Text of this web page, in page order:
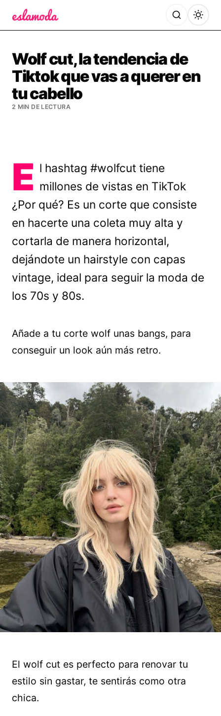
Wolf cut, la tendencia de
Tiktok que vas a querer en
tu cabello
2 MIN DE LECTURA
E l hashtag #wolfcut tiene
millones de vistas en TikTok
¿Por qué? Es un corte que consiste
en hacerte una coleta muy alta y
cortarla de manera horizontal,
dejándote un hairstyle con capas
vintage, ideal para seguir la moda de
los 70s y 80s.
Añade a tu corte wolf unas bangs, para
conseguir un look aún más retro.
El wolf cut es perfecto para renovar tu
estilo sin gastar, te sentirás como otra
chica.